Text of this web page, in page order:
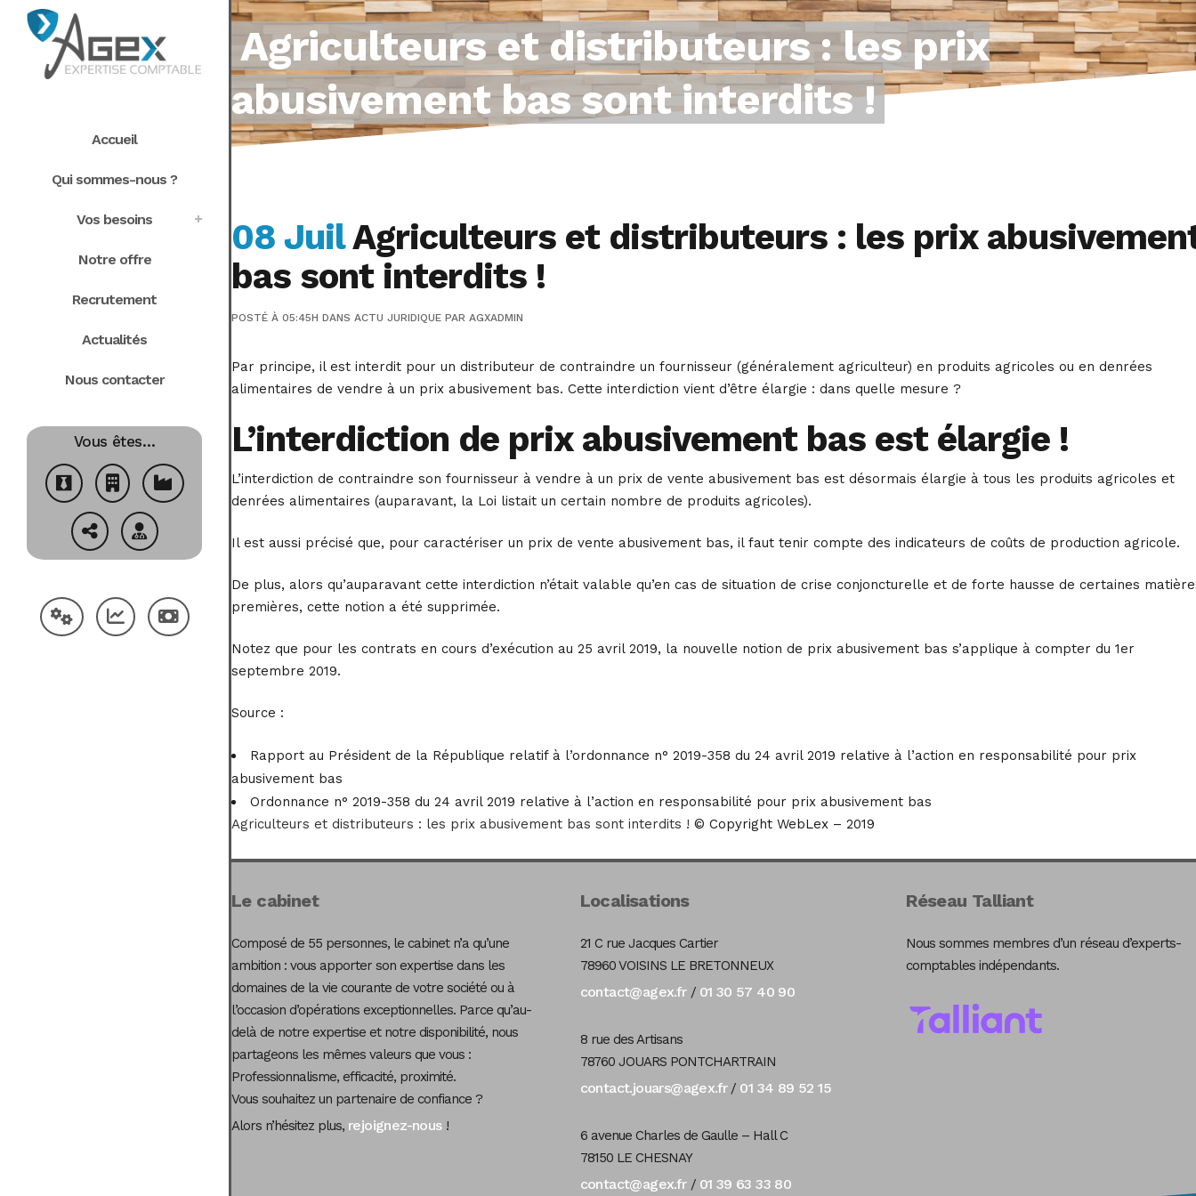
Accueil
Qui sommes-nous ?
Vos besoins
Notre offre
Recrutement
Actualités
Nous contacter
Vous êtes…
Agriculteurs et distributeurs : les prix
abusivement bas sont interdits !
08 JuilAgriculteurs et distributeurs : les prix
bas sont interdits !
POSTÉ À 05:45H DANS ACTU JURIDIQUE PAR AGXADMIN
Par principe, il est interdit pour un distributeur de contraindre un fournisseur (généralement agriculteur) en produits agricoles ou en denrées
alimentaires de vendre à un prix abusivement bas. Cette interdiction vient d’être élargie : dans quelle mesure ?
L’interdiction de prix abusivement bas est élargie !
L’interdiction de contraindre son fournisseur à vendre à un prix de vente abusivement bas est désormais élargie à tous les produits agricoles et
denrées alimentaires (auparavant, la Loi listait un certain nombre de produits agricoles).
Il est aussi précisé que, pour caractériser un prix de vente abusivement bas, il faut tenir compte des indicateurs de coûts de production agricole.
De plus, alors qu’auparavant cette interdiction n’était valable qu’en cas de situation de crise conjoncturelle et de forte hausse de certaines
premières, cette notion a été supprimée.
Notez que pour les contrats en cours d’exécution au 25 avril 2019, la nouvelle notion de prix abusivement bas s’applique à compter du 1er
septembre 2019.
Source :
Rapport au Président de la République relatif à l’ordonnance n° 2019-358 du 24 avril 2019 relative à l’action en responsabilité pour prix
abusivement bas
Ordonnance n° 2019-358 du 24 avril 2019 relative à l’action en responsabilité pour prix abusivement bas
Agriculteurs et distributeurs : les prix abusivement bas sont interdits ! © Copyright WebLex – 2019
Le cabinet
Composé de 55 personnes, le cabinet n’a qu’une
ambition : vous apporter son expertise dans les
domaines de la vie courante de votre société ou à
l’occasion d’opérations exceptionnelles. Parce qu’au-
delà de notre expertise et notre disponibilité, nous
partageons les mêmes valeurs que vous :
Professionnalisme, efficacité, proximité.
Vous souhaitez un partenaire de confiance ?
Alors n’hésitez plus, rejoignez-nous!
Localisations
21 C rue Jacques Cartier
78960 VOISINS LE BRETONNEUX
contact@agex.fr/ 01 30 57 40 90
8 rue des Artisans
78760 JOUARS PONTCHARTRAIN
contact.jouars@agex.fr/ 01 34 89 52 15
6 avenue Charles de Gaulle – Hall C
78150 LE CHESNAY
contact@agex.fr/ 01 39 63 33 80
Réseau Talliant
Nous sommes membres d’un réseau d’experts-
comptables indépendants.